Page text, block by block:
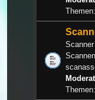
Themen:
Themen: